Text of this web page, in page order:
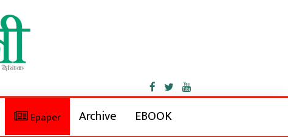
Epaper Archive EBOOK